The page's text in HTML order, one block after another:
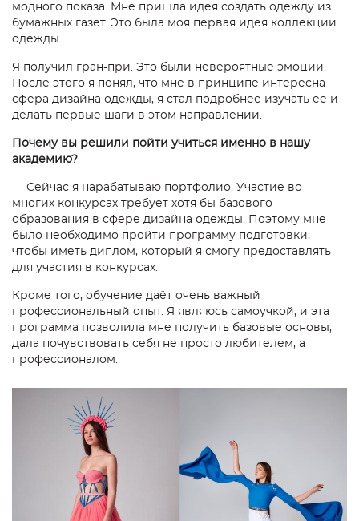
модного показа. Мне пришла идея создать одежду из
бумажных газет. Это была моя первая идея коллекции
одежды.
Я получил гран-при. Это были невероятные эмоции.
После этого я понял, что мне в принципе интересна
сфера дизайна одежды, я стал подробнее изучать её и
делать первые шаги в этом направлении.
Почему вы решили пойти учиться именно в нашу
академию?
— Сейчас я нарабатываю портфолио. Участие во
многих конкурсах требует хотя бы базового
образования в сфере дизайна одежды. Поэтому мне
было необходимо пройти программу подготовки,
чтобы иметь диплом, который я смогу предоставлять
для участия в конкурсах.
Кроме того, обучение даёт очень важный
профессиональный опыт. Я являюсь самоучкой, и эта
программа позволила мне получить базовые основы,
дала почувствовать себя не просто любителем, а
профессионалом.